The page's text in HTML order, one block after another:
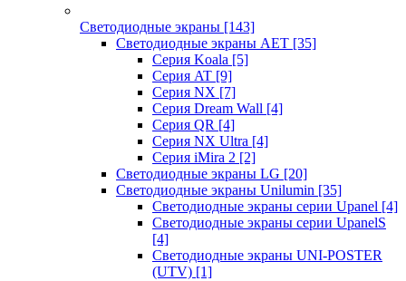
Светодиодные экраны [143]
Светодиодные экраны AET [35]
Cерия Koala [5]
Серия AT [9]
Серия NX [7]
Серия Dream Wall [4]
Серия QR [4]
Серия NX Ultra [4]
Серия iMira 2 [2]
Светодиодные экраны LG [20]
Светодиодные экраны Unilumin [35]
Светодиодные экраны серии Upanel [4]
Светодиодные экраны серии UpanelS
[4]
Светодиодные экраны UNI-POSTER
(UTV) [1]